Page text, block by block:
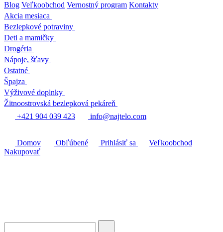
Blog Veľkoobchod Vernostný program Kontakty
Akcia mesiaca
Bezlepkové potraviny
Deti a mamičky
Drogéria
Nápoje, šťavy
Ostatné
Špajza
Výživové doplnky
Žitnoostrovská bezlepková pekáreň
+421 904 039 423
info@najtelo.com
Domov Obľúbené Prihlásiť sa
Veľkoobchod
Nakupovať